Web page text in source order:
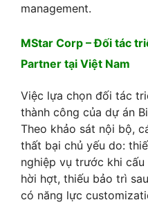
management.
MStar Corp – Đối tác
Partner tại Việt Nam
Việc lựa chọn đối tác
thành công của dự án
Theo khảo sát nội bộ,
thất bại chủ yếu do:
nghiệp vụ trước khi
hời hợt, thiếu bảo trì
có năng lực